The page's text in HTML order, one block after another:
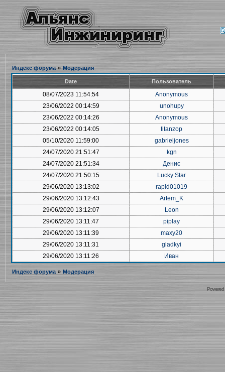
Индекс форума » Модерация
Date Пользователь
08/07/2023 11:54:54
Anonymous
23/06/2022 00:14:59
unohupy
23/06/2022 00:14:26
Anonymous
23/06/2022 00:14:05
titanzop
05/10/2020 11:59:00
gabrieljones
24/07/2020 21:51:47
kgn
24/07/2020 21:51:34
Денис
24/07/2020 21:50:15
Lucky Star
29/06/2020 13:13:02
rapid01019
29/06/2020 13:12:43
Artem_K
29/06/2020 13:12:07
Leon
29/06/2020 13:11:47
piplay
29/06/2020 13:11:39
maxy20
29/06/2020 13:11:31
gladkyi
29/06/2020 13:11:26
Иван
Индекс форума » Модерация